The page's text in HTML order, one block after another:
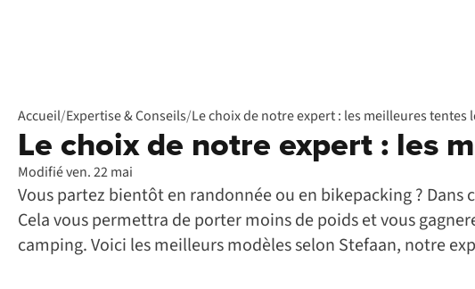
Accueil/Expertise & Conseils/Le choix de notre expert : les meilleures tentes
Le choix de notre expert : les
Modifié ven. 22 mai
Vous partez bientôt en randonnée ou en bikepacking ?
Cela vous permettra de porter moins de poids et vous
camping. Voici les meilleurs modèles selon Stefaan, notre